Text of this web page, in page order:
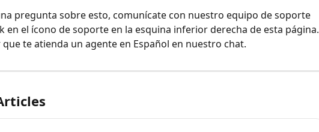
pregunta sobre esto, comunícate con nuestro equipo de soporte
en el ícono de soporte en la esquina inferior derecha de esta página.
que te atienda un agente en Español en nuestro chat.